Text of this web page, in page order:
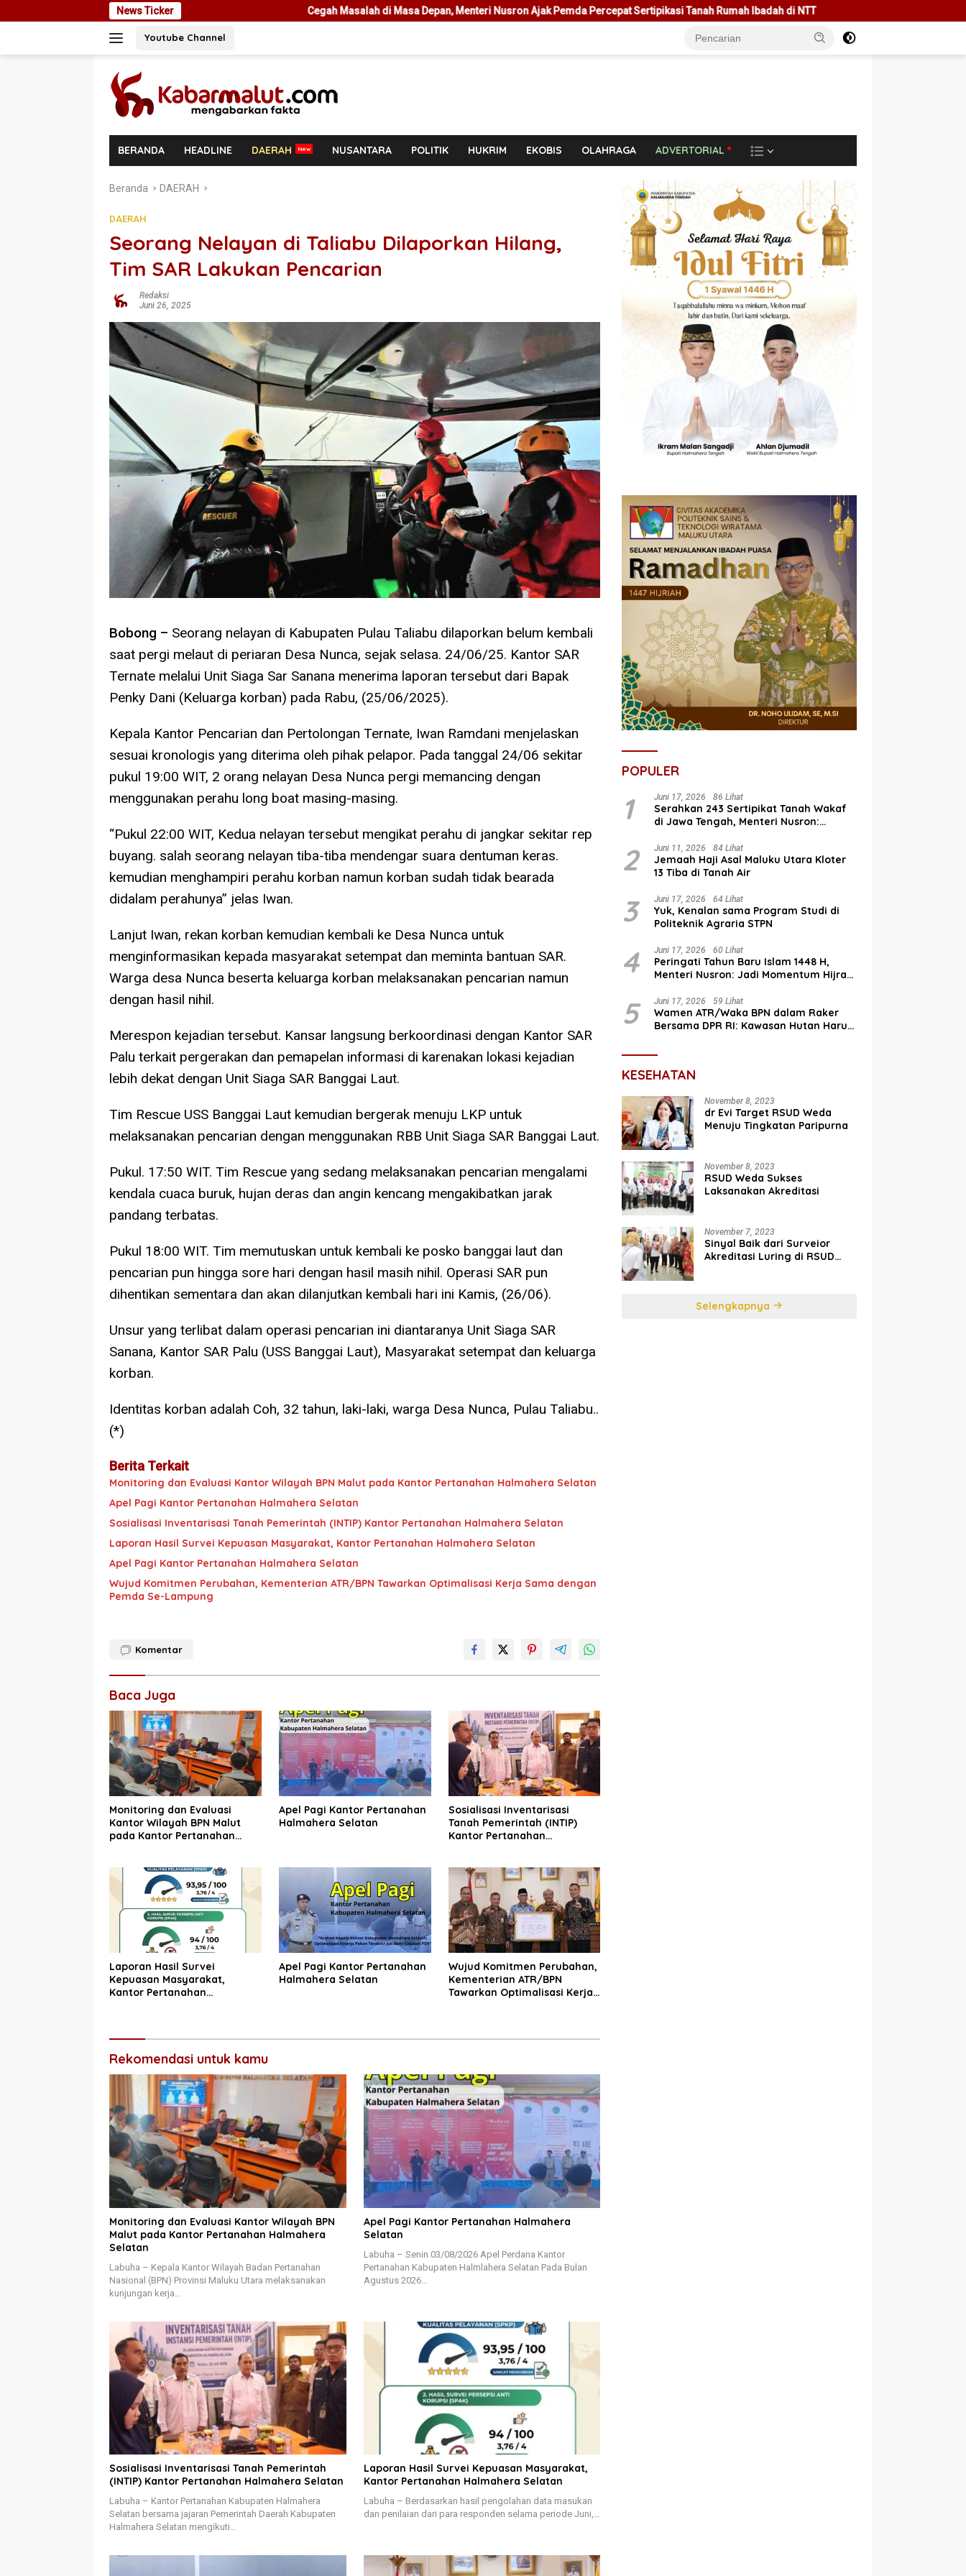
ke
News TickerCegah Masalah di Masa Depan, Menteri Nusron Ajak Pemda Percepat Sertipikasi Tanah Rumah Ibadah di NTT Rakor Bersama Pemda Se-NTT, Menteri Nusron
Youtube Channel
BERANDA HEADLINE DAERAH NUSANTARA POLITIK HUKRIM EKOBIS OLAHRAGA ADVERTORIAL
L
Y
Beranda DAERAH
DAERAH
Seorang Nelayan di Taliabu Dilaporkan Hilang,
Tim SAR Lakukan Pencarian
Redaksi
Juni 26, 2025
Bobong – Seorang nelayan di Kabupaten Pulau Taliabu dilaporkan belum kembali
saat pergi melaut di periaran Desa Nunca, sejak selasa. 24/06/25. Kantor SAR
Ternate melalui Unit Siaga Sar Sanana menerima laporan tersebut dari Bapak
Penky Dani (Keluarga korban) pada Rabu, (25/06/2025).
Kepala Kantor Pencarian dan Pertolongan Ternate, Iwan Ramdani menjelaskan
sesuai kronologis yang diterima oleh pihak pelapor. Pada tanggal 24/06 sekitar
pukul 19:00 WIT, 2 orang nelayan Desa Nunca pergi memancing dengan
menggunakan perahu long boat masing-masing.
“Pukul 22:00 WIT, Kedua nelayan tersebut mengikat perahu di jangkar sekitar rep
buyang. salah seorang nelayan tiba-tiba mendengar suara dentuman keras.
kemudian menghampiri perahu korban namun korban sudah tidak bearada
didalam perahunya” jelas Iwan.
Lanjut Iwan, rekan korban kemudian kembali ke Desa Nunca untuk
menginformasikan kepada masyarakat setempat dan meminta bantuan SAR.
Warga desa Nunca beserta keluarga korban melaksanakan pencarian namun
dengan hasil nihil.
Merespon kejadian tersebut. Kansar langsung berkoordinasi dengan Kantor SAR
Palu terkait pergerakan dan pemapelan informasi di karenakan lokasi kejadian
lebih dekat dengan Unit Siaga SAR Banggai Laut.
Tim Rescue USS Banggai Laut kemudian bergerak menuju LKP untuk
melaksanakan pencarian dengan menggunakan RBB Unit Siaga SAR Banggai Laut.
Pukul. 17:50 WIT. Tim Rescue yang sedang melaksanakan pencarian mengalami
kendala cuaca buruk, hujan deras dan angin kencang mengakibatkan jarak
pandang terbatas.
Pukul 18:00 WIT. Tim memutuskan untuk kembali ke posko banggai laut dan
pencarian pun hingga sore hari dengan hasil masih nihil. Operasi SAR pun
dihentikan sementara dan akan dilanjutkan kembali hari ini Kamis, (26/06).
Unsur yang terlibat dalam operasi pencarian ini diantaranya Unit Siaga SAR
Sanana, Kantor SAR Palu (USS Banggai Laut), Masyarakat setempat dan keluarga
korban.
Identitas korban adalah Coh, 32 tahun, laki-laki, warga Desa Nunca, Pulau Taliabu..
(*)
Berita Terkait
Monitoring dan Evaluasi Kantor Wilayah BPN Malut pada Kantor Pertanahan Halmahera Selatan
Apel Pagi Kantor Pertanahan Halmahera Selatan
Sosialisasi Inventarisasi Tanah Pemerintah (INTIP) Kantor Pertanahan Halmahera Selatan
Laporan Hasil Survei Kepuasan Masyarakat, Kantor Pertanahan Halmahera Selatan
Apel Pagi Kantor Pertanahan Halmahera Selatan
Wujud Komitmen Perubahan, Kementerian ATR/BPN Tawarkan Optimalisasi Kerja Sama dengan
Pemda Se-Lampung
Komentar
Baca Juga
Monitoring dan Evaluasi
Kantor Wilayah BPN Malut
pada Kantor Pertanahan
Apel Pagi Kantor Pertanahan
Halmahera Selatan
Sosialisasi Inventarisasi
Tanah Pemerintah (INTIP)
Kantor Pertanahan
Laporan Hasil Survei
Kepuasan Masyarakat,
Kantor Pertanahan
Apel Pagi Kantor Pertanahan
Halmahera Selatan
Wujud Komitmen Perubahan,
Kementerian ATR/BPN
Tawarkan Optimalisasi Kerja
Rekomendasi untuk kamu
Monitoring dan Evaluasi Kantor Wilayah BPN
Malut pada Kantor Pertanahan Halmahera
Selatan
Labuha – Kepala Kantor Wilayah Badan Pertanahan
Nasional (BPN) Provinsi Maluku Utara melaksanakan
kunjungan kerja…
Apel Pagi Kantor Pertanahan Halmahera
Selatan
Labuha – Senin 03/08/2026 Apel Perdana Kantor
Pertanahan Kabupaten Halmlahera Selatan Pada Bulan
Agustus 2026…
Sosialisasi Inventarisasi Tanah Pemerintah
(INTIP) Kantor Pertanahan Halmahera Selatan
Labuha – Kantor Pertanahan Kabupaten Halmahera
Selatan bersama jajaran Pemerintah Daerah Kabupaten
Halmahera Selatan mengikuti…
Laporan Hasil Survei Kepuasan Masyarakat,
Kantor Pertanahan Halmahera Selatan
Labuha – Berdasarkan hasil pengolahan data masukan
dan penilaian dari para responden selama periode Juni,…
POPULER
1 Juni 17, 2026 86 Lihat
Serahkan 243 Sertipikat Tanah Wakaf
di Jawa Tengah, Menteri Nusron:
Selesaikan Kepastian Hukum Aset
Umat
2 Juni 11, 2026 84 Lihat
Jemaah Haji Asal Maluku Utara Kloter
13 Tiba di Tanah Air
3 Juni 17, 2026 64 Lihat
Yuk, Kenalan sama Program Studi di
Politeknik Agraria STPN
4 Juni 17, 2026 60 Lihat
Peringati Tahun Baru Islam 1448 H,
Menteri Nusron: Jadi Momentum Hijrah
5 Juni 17, 2026 59 Lihat
Wamen ATR/Waka BPN dalam Raker
Bersama DPR RI: Kawasan Hutan Harus
KESEHATAN
November 8, 2023
dr Evi Target RSUD Weda
Menuju Tingkatan Paripurna
November 8, 2023
RSUD Weda Sukses
Laksanakan Akreditasi
November 7, 2023
Sinyal Baik dari Surveior
Akreditasi Luring di RSUD
Selengkapnya